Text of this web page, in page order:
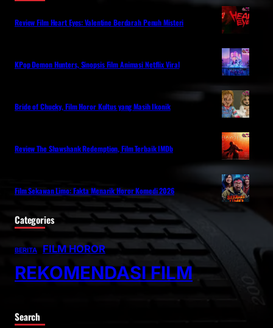
Review Film Heart Eyes: Valentine Berdarah Penuh Misteri
KPop Demon Hunters, Sinopsis Film Animasi Netflix Viral
Bride of Chucky, Film Horor Kultus yang Masih Ikonik
Review The Shawshank Redemption, Film Terbaik IMDb
Film Sekawan Limo: Fakta Menarik Horor Komedi 2026
Categories
BERITA FILM HOROR
REKOMENDASI FILM
Search